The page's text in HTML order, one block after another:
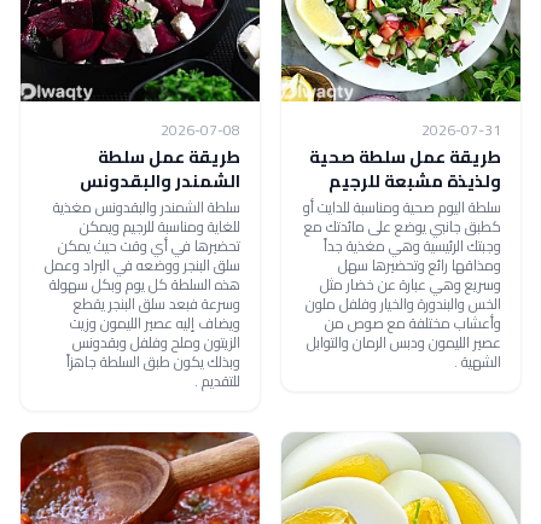
2026-07-31
طريقة عمل سلطة صحية
ولذيذة مشبعة للرجيم
سلطة اليوم صحية ومناسبة للدايت أو
كطبق جانبي يوضع على مائدتك مع
وجبتك الرئيسية وهي مغذية جداً
ومذاقها رائع وتحضيرها سهل
وسريع وهي عبارة عن خضار مثل
الخس والبندورة والخيار وفلفل ملون
وأعشاب مختلفة مع صوص من
عصير الليمون ودبس الرمان والتوابل
الشهية .
2026-07-08
طريقة عمل سلطة
الشمندر والبقدونس
سلطة الشمندر والبقدونس مغذية
للغاية ومناسبة للرجيم ويمكن
تحضيرها في أي وقت حيث يمكن
سلق البنجر ووضعه في البراد وعمل
هذه السلطة كل يوم وبكل سهولة
وسرعة فبعد سلق البنجر يقطع
ويضاف إليه عصير الليمون وزيت
الزيتون وملح وفلفل وبقدونس
وبذلك يكون طبق السلطة جاهزاً
للتقديم .